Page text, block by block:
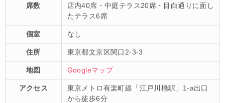
席数
店内40席・中庭テラス20席・目白通りに面し
たテラス6席
個室 なし
住所 東京都文京区関口2-3-3
地図 Googleマップ
アクセス
東京メトロ有楽町線「江戸川橋駅」1-a出口
から徒歩6分